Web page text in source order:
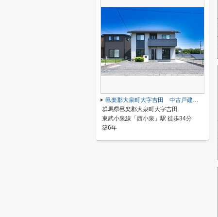
邑楽郡大泉町大字吉田 中古戸建住宅
群馬県邑楽郡大泉町大字吉田
東武小泉線「西小泉」駅 徒歩34分
築6年